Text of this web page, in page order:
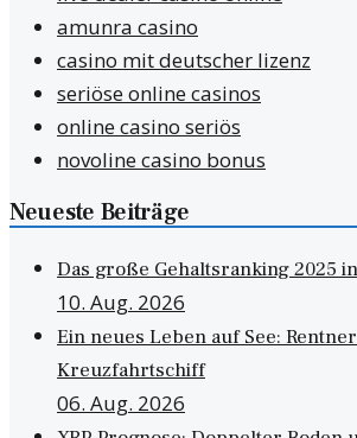
amunra casino
casino mit deutscher lizenz
seriöse online casinos
online casino seriös
novoline casino bonus
Neueste Beiträge
Das große Gehaltsranking 2025
10. Aug. 2026
Ein neues Leben auf See:
Kreuzfahrtschiff
06. Aug. 2026